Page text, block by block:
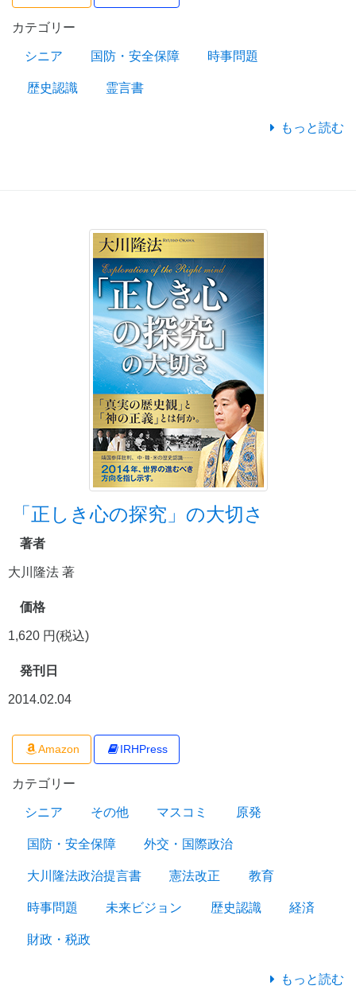
カテゴリー
シニア 国防・安全保障 時事問題
歴史認識 霊言書
もっと読む
「正しき心の探究」の大切さ
著者
大川隆法 著
価格
1,620 円(税込)
発刊日
2014.02.04
Amazon IRHPress
カテゴリー
シニア その他 マスコミ 原発
国防・安全保障 外交・国際政治
大川隆法政治提言書 憲法改正 教育
時事問題 未来ビジョン 歴史認識 経済
財政・税政
もっと読む